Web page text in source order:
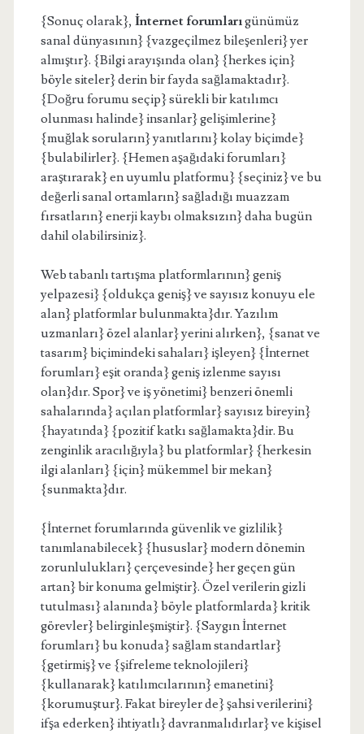
{Sonuç olarak}, İnternet forumlarıgünümüz
sanal dünyasının} {vazgeçilmez bileşenleri} yer
almıştır}. {Bilgi arayışında olan} {herkes için}
böyle siteler} derin bir fayda sağlamaktadır}.
{Doğru forumu seçip} sürekli bir katılımcı
olunması halinde} insanlar} gelişimlerine}
{muğlak soruların} yanıtlarını} kolay biçimde}
{bulabilirler}. {Hemen aşağıdaki forumları}
araştırarak} en uyumlu platformu} {seçiniz} ve bu
değerli sanal ortamların} sağladığı muazzam
fırsatların} enerji kaybı olmaksızın} daha bugün
dahil olabilirsiniz}.
Web tabanlı tartışma platformlarının} geniş
yelpazesi} {oldukça geniş} ve sayısız konuyu ele
alan} platformlar bulunmakta}dır. Yazılım
uzmanları} özel alanlar} yerini alırken}, {sanat ve
tasarım} biçimindeki sahaları} işleyen} {İnternet
forumları} eşit oranda} geniş izlenme sayısı
olan}dır. Spor} ve iş yönetimi} benzeri önemli
sahalarında} açılan platformlar} sayısız bireyin}
{hayatında} {pozitif katkı sağlamakta}dir. Bu
zenginlik aracılığıyla} bu platformlar} {herkesin
ilgi alanları} {için} mükemmel bir mekan}
{sunmakta}dır.
{İnternet forumlarında güvenlik ve gizlilik}
tanımlanabilecek} {hususlar} modern dönemin
zorunlulukları} çerçevesinde} her geçen gün
artan} bir konuma gelmiştir}. Özel verilerin gizli
tutulması} alanında} böyle platformlarda} kritik
görevler} belirginleşmiştir}. {Saygın İnternet
forumları} bu konuda} sağlam standartlar}
{getirmiş} ve {şifreleme teknolojileri}
{kullanarak} katılımcılarının} emanetini}
{korumuştur}. Fakat bireyler de} şahsi verilerini}
ifşa ederken} ihtiyatlı} davranmalıdırlar} ve kişisel